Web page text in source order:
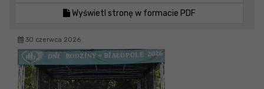
Wyświetl stronę w formacie PDF
30 czerwca 2026